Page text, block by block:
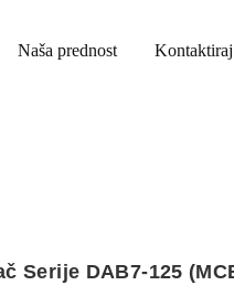
Naša prednost Kontaktiraj
Serije DAB7-125